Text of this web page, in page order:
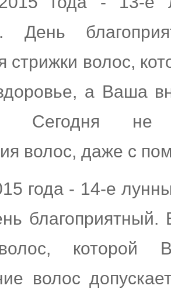
День
стрижки волос,
а Ваша
Сегодня не
волос, даже с
года - 14-е
которой
волос